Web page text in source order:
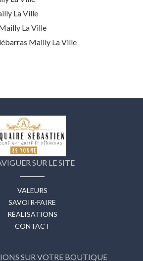
La Ville
La Ville
Mailly La Ville
SUR LE SITE
VALEURS
SAVOIR-FAIRE
RÉALISATIONS
CONTACT
SUR VOTRE BOUTIQUE